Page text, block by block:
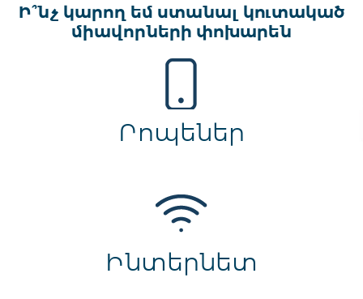
Ի՞նչ կարող եմ ստանալ կուտակած
միավորների փոխարեն
Րոպեներ
Ինտերնետ